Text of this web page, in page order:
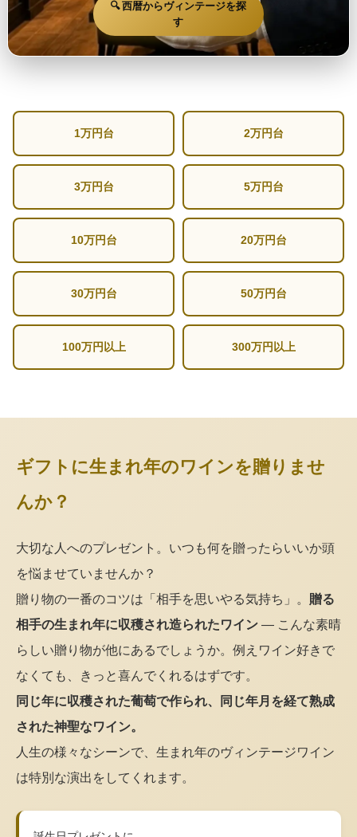
🔍 西暦からヴィンテージを探
す
1万円台 2万円台
3万円台 5万円台
10万円台 20万円台
30万円台 50万円台
100万円以上 300万円以上
ギフトに生まれ年のワインを贈りませ
んか？
大切な人へのプレゼント。いつも何を贈ったらいいか頭
を悩ませていませんか？
贈り物の一番のコツは「相手を思いやる気持ち」。 贈る
相手の生まれ年に収穫され造られたワイン — こんな素晴
らしい贈り物が他にあるでしょうか。例えワイン好きで
なくても、きっと喜んでくれるはずです。
同じ年に収穫された葡萄で作られ、同じ年月を経て熟成
された神聖なワイン。
人生の様々なシーンで、生まれ年のヴィンテージワイン
は特別な演出をしてくれます。